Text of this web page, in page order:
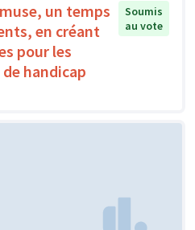
un temps
en créant
pour les
handicap
Soumis
au vote